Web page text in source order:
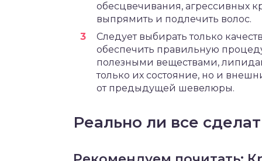
обесцвечивания, агрессивных
выпрямить и подлечить волос.
Следует выбирать только
обеспечить правильную
полезными веществами,
только их состояние, но и
от предыдущей шевелюры.
Реально ли все